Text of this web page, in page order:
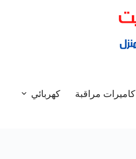
كاميرات مراقبة كهربائي